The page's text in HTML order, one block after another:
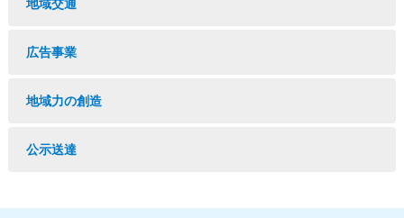
地域交通
広告事業
地域力の創造
公示送達